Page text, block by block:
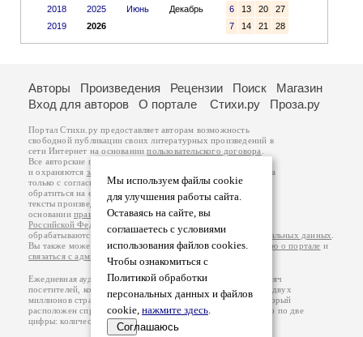
2018
2019
2025
2026
Июнь
Декабрь
6
13 20
27
7
14 21 28
Мы используем файлы cookie
для улучшения работы сайта.
Оставаясь на сайте, вы
соглашаетесь с условиями
использования файлов cookies.
Чтобы ознакомиться с
Политикой обработки
персональных данных и файлов
cookie, нажмите здесь.
Соглашаюсь
Авторы Произведения Рецензии Поиск
Магазин
Вход для авторов
О портале Стихи.ру Проза.ру
Портал Стихи.ру предоставляет авторам возможность
свободной публикации своих литературных произведений в
сети Интернет на основаниипользовательского договора
Все авторские права на произведения принадлежат авторам
и охраняются законом
. Перепечатка произведений возможна
только с согласия его автора, к которому вы можете
обратиться на его авторской странице. Ответственность за
тексты произведений авторы несут самостоятельно на
основанииправил публикацииизаконодательства
Российской Федерации
обрабатываются на основанииПолитики обработки персональных данных
Вы также можете посмотреть более подробнуюинформацию о портале и
связаться с администрацией
Ежедневная аудитория портала Стихи.ру – порядка 200 тысяч
посетителей, которые в общей сумме просматривают более двух
миллионов страниц по данным счетчика посещаемости, который
расположен справа от этого текста. В каждой графе указано по две
цифры: количество просмотров и количество посетителей.